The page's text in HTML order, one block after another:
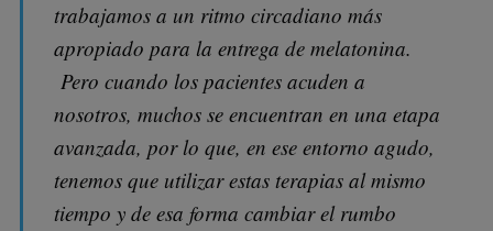
trabajamos a un ritmo circadiano más
apropiado para la entrega de melatonina.
Pero cuando los pacientes acuden a
nosotros, muchos se encuentran en una etapa
avanzada, por lo que, en ese entorno agudo,
tenemos que utilizar estas terapias al mismo
tiempo y de esa forma cambiar el rumbo